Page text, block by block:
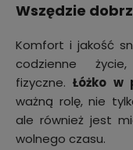
Wszędzie
Komfort i jakość
codzienne
fizyczne.Łóżko w
ważną rolę, nie
ale również jest
wolnego czasu.